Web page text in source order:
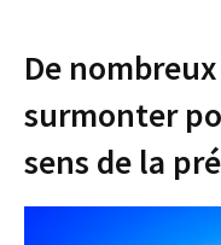
De
surmonter
sens de la